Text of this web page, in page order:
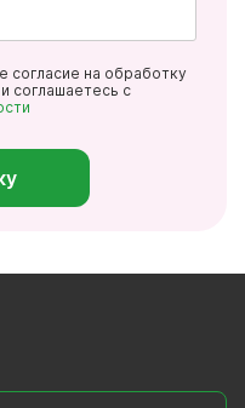
согласие на обработку
соглашаетесь с